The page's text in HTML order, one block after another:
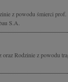
z powodu śmierci prof.
S.A.
Rodzinie z powodu